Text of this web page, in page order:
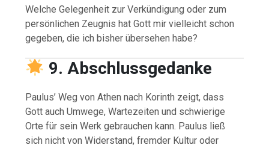
Welche Gelegenheit zur Verkündigung oder zum
persönlichen Zeugnis hat Gott mir vielleicht schon
gegeben, die ich bisher übersehen habe?
9. Abschlussgedanke
Paulus’ Weg von Athen nach Korinth zeigt, dass
Gott auch Umwege, Wartezeiten und schwierige
Orte für sein Werk gebrauchen kann. Paulus ließ
sich nicht von Widerstand, fremder Kultur oder